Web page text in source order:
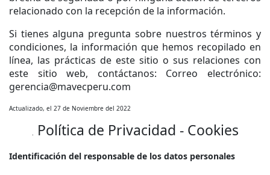
relacionado con la recepción de la información.
Si tienes alguna pregunta sobre nuestros términos y
condiciones, la información que hemos recopilado en
línea, las prácticas de este sitio o sus relaciones con
este sitio web, contáctanos: Correo electrónico:
gerencia@mavecperu.com
Actualizado, el 27 de Noviembre del 2022
. Política de Privacidad - Cookies
Identificación del responsable de los datos personales